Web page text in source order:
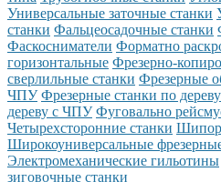
Универсальные заточные станки
станки Фальцеосадочные станки
Фаскосниматели Форматно
горизонтальные Фрезерно-
сверлильные станки Фрезерные
ЧПУ Фрезерные станки по дереву
дереву с ЧПУ Фуговально
Четырехсторонние станки
Широкоуниверсальные
Электромеханические гильотины
зиговочные станки